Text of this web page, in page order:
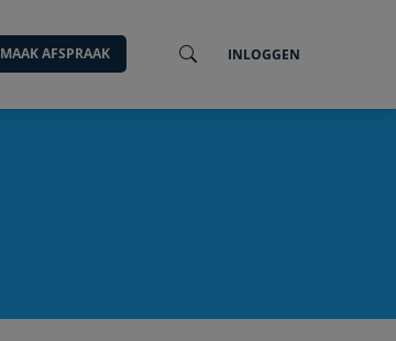
MAAK AFSPRAAK INLOGGEN